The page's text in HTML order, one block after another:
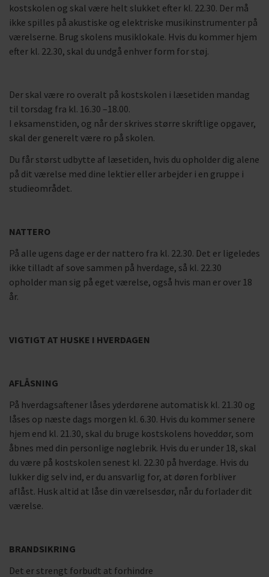
kostskolen og skal være helt slukket efter kl. 22.30. Der må
ikke spilles på akustiske og elektriske musikinstrumenter på
værelserne. Brug skolens musiklokale. Hvis du kommer hjem
efter kl. 22.30, skal du undgå enhver form for støj.
Der skal være ro overalt på kostskolen i læsetiden mandag
til torsdag fra kl. 16.30 –18.00.
I eksamenstiden, og når der skrives større skriftlige opgaver,
skal der generelt være ro på skolen.
Du får størst udbytte af læsetiden, hvis du opholder dig alene
på dit værelse med dine lektier eller arbejder i en gruppe i
studieområdet.
NATTERO
På alle ugens dage er der nattero fra kl. 22.30. Det er ligeledes
ikke tilladt af sove sammen på hverdage, så kl. 22.30
opholder man sig på eget værelse, også hvis man er over 18
år.
VIGTIGT AT HUSKE I HVERDAGEN
AFLÅSNING
På hverdagsaftener låses yderdørene automatisk kl. 21.30 og
låses op næste dags morgen kl. 6.30. Hvis du kommer senere
hjem end kl. 21.30, skal du bruge kostskolens hoveddør, som
åbnes med din personlige nøglebrik. Hvis du er under 18, skal
du være på kostskolen senest kl. 22.30 på hverdage. Hvis du
lukker dig selv ind, er du ansvarlig for, at døren forbliver
aflåst. Husk altid at låse din værelsesdør, når du forlader dit
værelse.
BRANDSIKRING
Det er strengt forbudt at forhindre